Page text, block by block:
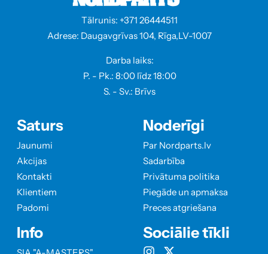
Tālrunis: +371 26444511
Adrese: Daugavgrīvas 104, Rīga,LV-1007
Darba laiks:
P. - Pk.: 8:00 līdz 18:00
S. - Sv.: Brīvs
Saturs
Jaunumi
Akcijas
Kontakti
Klientiem
Padomi
Info
Noderīgi
Par Nordparts.lv
Sadarbība
Privātuma politika
Piegāde un apmaksa
Preces atgriešana
Sociālie tīkli